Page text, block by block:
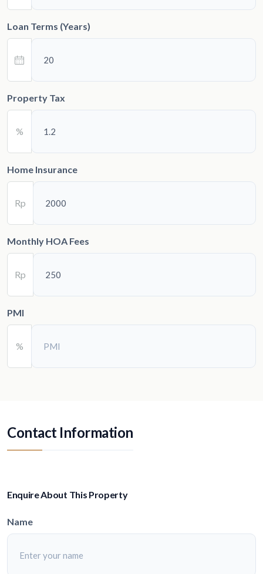
Loan Terms (Years)
Property Tax
%
Home Insurance
Rp
Monthly HOA Fees
Rp
PMI
%
Contact Information
Enquire About This Property
Name